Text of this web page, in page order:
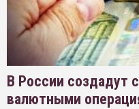
В России создадут
валютными